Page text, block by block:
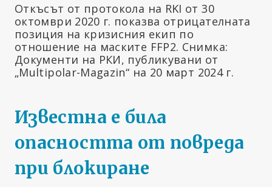
Откъсът от протокола на RKI от 30
октомври 2020 г. показва отрицателната
позиция на кризисния екип по
отношение на маските FFP2. Снимка:
Документи на РКИ, публикувани от
„Multipolar-Magazin“ на 20 март 2024 г.
Известна е била
опасността от повреда
при блокиране